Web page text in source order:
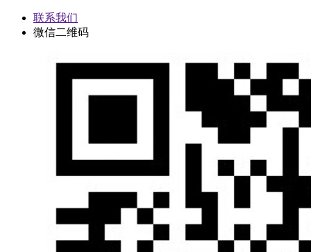
联系我们
微信二维码